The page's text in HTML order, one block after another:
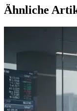
Ähnliche